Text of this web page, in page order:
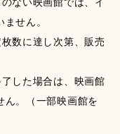
せん。
数に達し次第、販売
した場合は、映画館
ん。（一部映画館を